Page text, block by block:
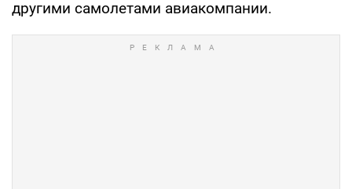
другими самолетами авиакомпании.